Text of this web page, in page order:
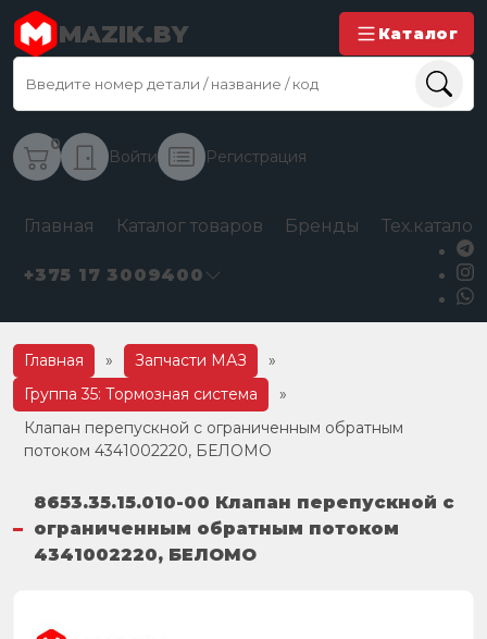
MAZIK.BY Каталог
0
Войти Регистрация
Главная Каталог товаров Бренды
+375 17 3009400
Главная » Запчасти МАЗ
»
Группа 35: Тормозная система
»
Клапан перепускной с ограниченным обратным
потоком 4341002220, БЕЛОМО
8653.35.15.010-00 Клапан перепускной с
ограниченным обратным потоком
4341002220, БЕЛОМО